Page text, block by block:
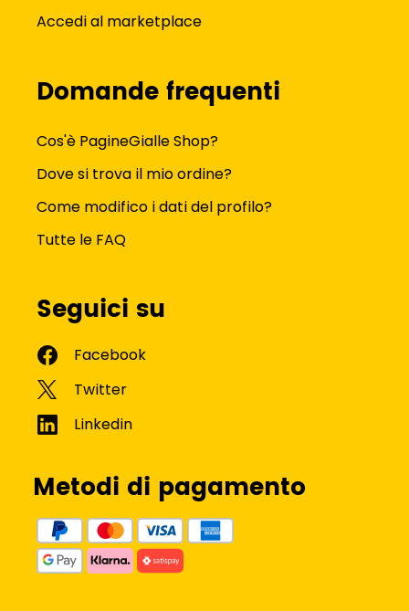
Accedi al marketplace
Domande frequenti
Cos'è PagineGialle Shop?
Dove si trova il mio ordine?
Come modifico i dati del profilo?
Tutte le FAQ
Seguici su
Metodi di pagamento